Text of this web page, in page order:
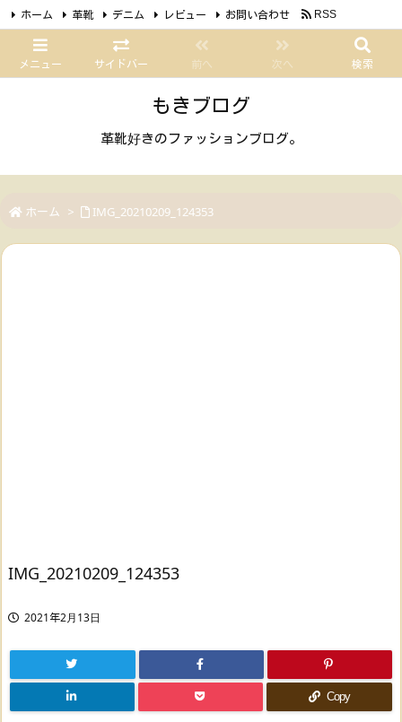
メニュー サイドバー 前へ 次へ 検索
ホーム 革靴 デニム レビュー お問い合わせ RSS
Feedly
もきブログ
革靴好きのファッションブログ。
ホーム > IMG_20210209_124353
IMG_20210209_124353
2021年2月13日
Copy